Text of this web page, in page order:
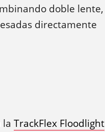
doble lente,
directamente
laTrackFlex Floodlight